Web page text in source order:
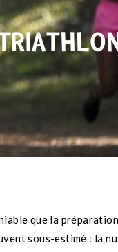
que la
sous-estimé : la